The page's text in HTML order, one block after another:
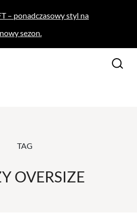
– ponadczasowy styl na
nowy sezon.
TAG
OVERSIZE